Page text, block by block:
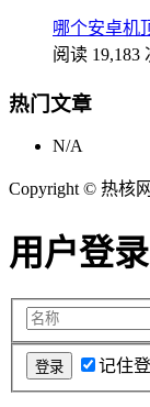
哪个安卓机
阅读 19,183
热门文章
N/A
Copyright © 热核
用户登录
记住